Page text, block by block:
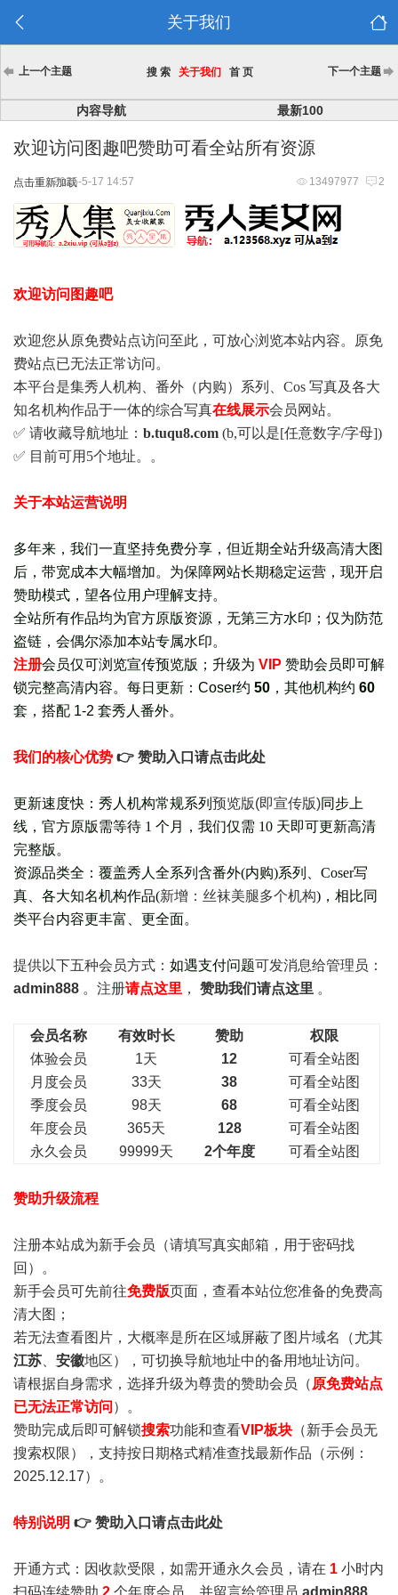
关于我们
上一个主题 搜 索 关于我们 首 页 下一个主题
内容导航 最新100
欢迎访问图趣吧赞助可看全站所有资源
点击重新加载 13497977 2
2025-5-17 14:57
欢迎访问图趣吧
欢迎您从原免费站点访问至此，可放心浏览本站内容。原免
费站点已无法正常访问。
本平台是集秀人机构、番外（内购）系列、Cos 写真及各大
知名机构作品于一体的综合写真在线展示会员网站。
✅ 请收藏导航地址： b.tuqu8.com (b,可以是[任意数字/字母])
✅ 目前可用5个地址。。
关于本站运营说明
多年来，我们一直坚持免费分享，但近期全站升级高清大图
后，带宽成本大幅增加。为保障网站长期稳定运营，现开启
赞助模式，望各位用户理解支持。
全站所有作品均为官方原版资源，无第三方水印；仅为防范
盗链，会偶尔添加本站专属水印。
注册会员仅可浏览宣传预览版 ； 升级为 VIP 赞助会员即可解
锁完整高清内容。每日更新： Coser约 50 ，其他机构约 60
套， 搭配 1-2 套秀人番外。
我们的核心优势 👉 赞助入口请点击此处
更新速度快：秀人机构常规系列 预览版(即宣传版)同步上
线，官方原版需等待 1 个月，我们仅需 10 天即可更新高清
完整版。
资源品类全：覆盖秀人全系列含番外(内购)系列、Coser写
真、各大知名机构作品(新增：丝袜美腿多个机构)，相比同
类平台内容更丰富、更全面。
提供以下五种会员方式： 如遇支付问题可发消息给管理员：
admin888 。注册请点这里 ， 赞助我们请点这里 。
会员名称 有效时长 赞助
权限
体验会员
1天 12
可看全站图
月度会员
33天 38
可看全站图
季度会员
98天 68
可看全站图
年度会员
365天 128
可看全站图
永久会员
99999天 2个年度 可看全站图
赞助升级流程
注册本站成为新手会员 （请填写真实邮箱，用于密码找
回）。
新手会员可先前往免费版页面，查看本站位您准备的免费高
清大图；
若无法查看图片，大概率是所在区域屏蔽了图片域名（尤其
江苏
安徽地区），可切换导航地址中的备用地址访问。
请根据自身需求，选择升级为尊贵的赞助会员（ 原免费站点
已无法正常访问 ）。
赞助完成后即可解锁搜索功能和查看VIP板块 （新手会员无
搜索权限），支持按日期格式精准查找最新作品（示例：
2025.12.17）。
特别说明 👉 赞助入口请点击此处
开通方式：因收款受限，如需开通永久会员，请在 1 小时内
扫码连续赞助 2 个年度会员，并留言给管理员 admin888